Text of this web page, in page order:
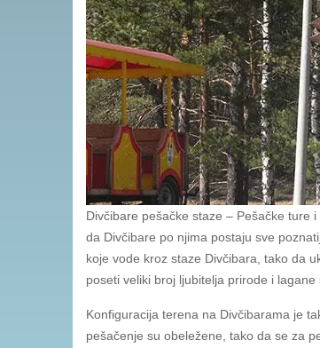
Divčibare pešačke staze – Pešačke ture
da Divčibare po njima postaju sve
koje vode kroz staze Divčibara, tako da
poseti veliki broj ljubitelja prirode i
Konfiguracija terena na Divčibarama je
pešačenje su obeležene, tako da se za